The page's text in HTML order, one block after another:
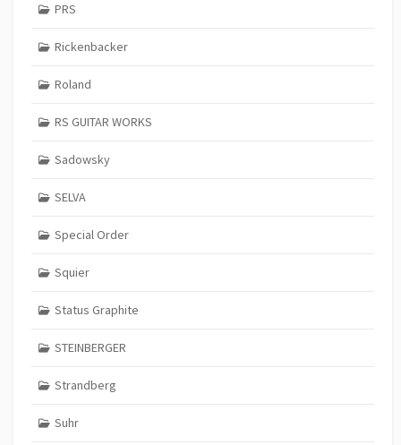
PRS
Rickenbacker
Roland
RS GUITAR WORKS
Sadowsky
SELVA
Special Order
Squier
Status Graphite
STEINBERGER
Strandberg
Suhr